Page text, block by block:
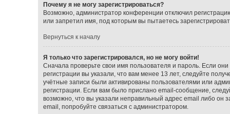
Почему я не могу зарегистрироваться?
Возможно, администратор конференции отключил
или запретил имя, под которым вы пытаетесь
Вернуться к началу
Я только что зарегистрировался, но не могу войти!
Сначала проверьте свои имя пользователя и пароль. Если
регистрации вы указали, что вам менее 13 лет, следуйте
учётные записи были активированы пользователями или
регистрации. Если вам было прислано email-сообщение,
возможно, что вы указали неправильный адрес email либо он
email, попробуйте связаться с администратором.